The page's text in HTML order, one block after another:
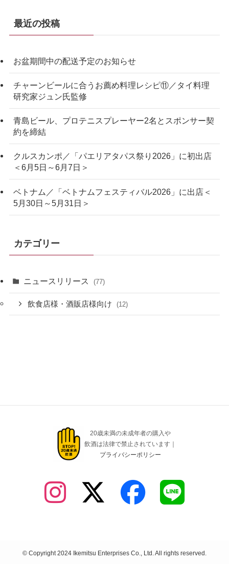
最近の投稿
お盆期間中の配送予定のお知らせ
チャーンビールに合うお薦め料理レシピ⑪／タイ料理
研究家ジュン氏監修
青島ビール、プロテニスプレーヤー2名とスポンサー契
約を締結
クルスカンポ／「パエリアタパス祭り2026」に初出店
＜6月5日～6月7日＞
ベトナム／「ベトナムフェスティバル2026」に出店＜
5月30日～5月31日＞
カテゴリー
ニュースリリース (77)
飲食店様・酒販店様向け (12)
20歳未満の未成年者の購入や
飲酒は法律で禁止されています｜
プライバシーポリシー
© Copyright 2024 Ikemitsu Enterprises Co., Ltd. All rights reserved.